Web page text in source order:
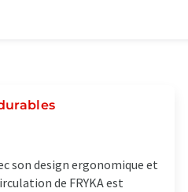
son design ergonomique et
de FRYKA est